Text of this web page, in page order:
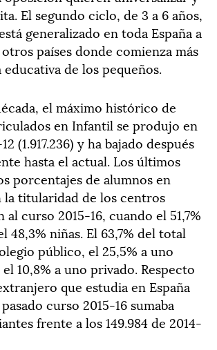
El segundo ciclo, de 3 a 6 años,
generalizado en toda España a
países donde comienza más
de los pequeños.
el máximo histórico de
en Infantil se produjo en
(1.917.236) y ha bajado después
hasta el actual. Los últimos
porcentajes de alumnos en
la titularidad de los centros
curso 2015-16, cuando el 51,7%
48,3% niñas. El 63,7% del total
público, el 25,5% a uno
10,8% a uno privado. Respecto
que estudia en España
curso 2015-16 sumaba
frente a los 149.984 de 2014-